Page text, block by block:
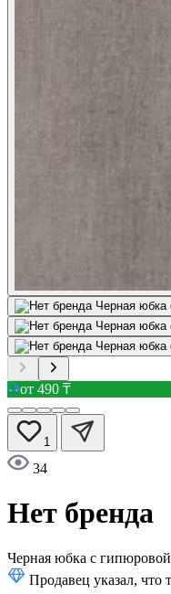
от 490 ₸
1
34
Нет бренда
Черная юбка с гипюровой
Продавец указал, что